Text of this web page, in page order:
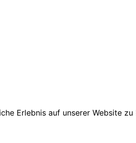
Erlebnis auf unserer Website